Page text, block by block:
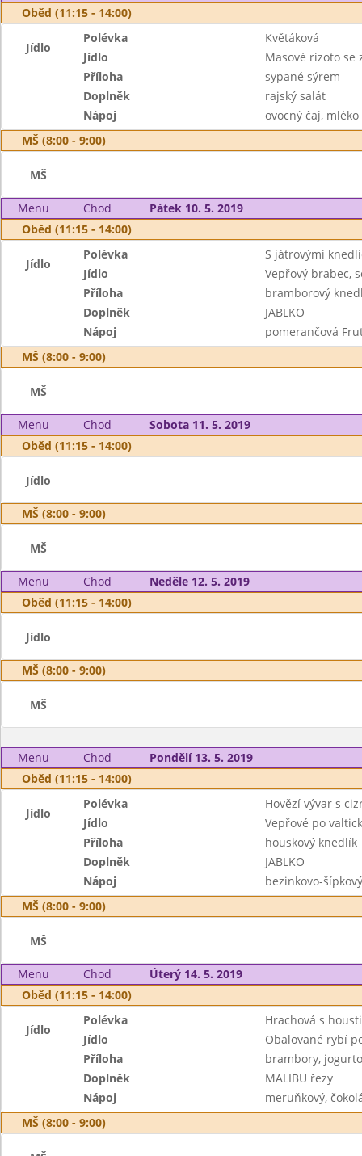
Oběd (11:15 - 14:00)
Jídlo
Polévka
Květáková
Jídlo
Masové rizoto se
Příloha
sypané sýrem
Doplněk
rajský salát
Nápoj
ovocný čaj, mléko
MŠ (8:00 - 9:00)
MŠ
Menu Chod
Pátek 10. 5. 2019
Oběd (11:15 - 14:00)
Jídlo
Polévka
S játrovými
Jídlo
Vepřový brabec,
Příloha
bramborový
Doplněk
JABLKO
Nápoj
pomerančová
MŠ (8:00 - 9:00)
MŠ
Menu Chod
Sobota 11. 5. 2019
Oběd (11:15 - 14:00)
Jídlo
MŠ (8:00 - 9:00)
MŠ
Menu Chod
Neděle 12. 5. 2019
Oběd (11:15 - 14:00)
Jídlo
MŠ (8:00 - 9:00)
MŠ
Menu Chod
Pondělí 13. 5. 2019
Oběd (11:15 - 14:00)
Jídlo
Polévka
Hovězí vývar s
Jídlo
Vepřové po
Příloha
houskový knedlík
Doplněk
JABLKO
Nápoj
bezinkovo-šípkový
MŠ (8:00 - 9:00)
MŠ
Menu Chod
Úterý 14. 5. 2019
Oběd (11:15 - 14:00)
Jídlo
Polévka
Hrachová s
Jídlo
Obalované rybí
Příloha
brambory,
Doplněk
MALIBU řezy
Nápoj
meruňkový,
MŠ (8:00 - 9:00)